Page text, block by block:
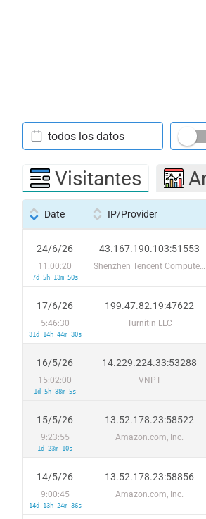
todos los datos
Visitantes
Date IP/Provider
24/6/26
11:00:20
7d 5h 13m 50s
43.167.190.103:51553
Shenzhen Tencent Computer Systems Company Limited
17/6/26
5:46:30
31d 14h 44m 30s
199.47.82.19:47622
Turnitin LLC
16/5/26
15:02:00
1d 5h 38m 5s
14.229.224.33:53288
VNPT
15/5/26
9:23:55
1d 23m 10s
13.52.178.23:58522
Amazon.com, Inc.
14/5/26
9:00:45
14d 13h 24m 36s
13.52.178.23:58856
Amazon.com, Inc.